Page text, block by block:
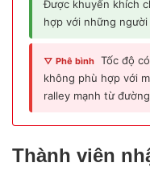
Được khuyến khích
hợp với những
▽ Phê bình Tốc độ
không phù hợp với
ralley mạnh từ
Thành viên